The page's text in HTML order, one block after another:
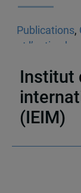
Publications,
et l’action
Institut
(IEIM)